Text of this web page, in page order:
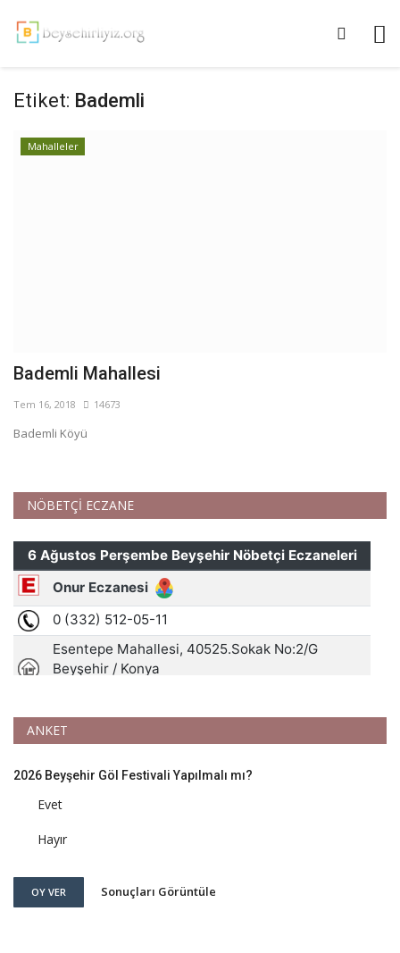
Etiket: Bademli
Mahalleler
Bademli Mahallesi
Tem 16, 2018 14673
Bademli Köyü
NÖBETÇİ ECZANE
ANKET
2026 Beyşehir Göl Festivali Yapılmalı mı?
Evet
Hayır
OY VER Sonuçları Görüntüle